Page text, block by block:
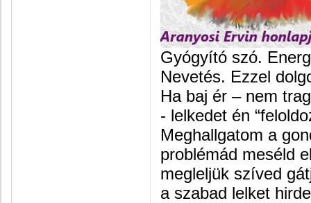
Gyógyító szó.
Nevetés. Ezzel
Ha baj ér – nem
- lelkedet én
Meghallgatom a
problémád meséld
megleljük szíved
a szabad lelket